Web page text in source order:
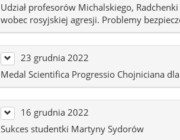
Udział profesorów Michalskiego,
wobec rosyjskiej agresji. Problemy
23 grudnia 2022
Medal Scientifica Progressio Chojniciana
16 grudnia 2022
Sukces studentki Martyny Sydorów